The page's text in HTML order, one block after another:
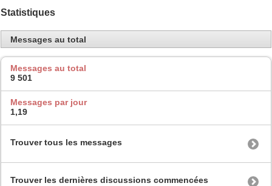
Statistiques
Messages au total
Messages au total
9 501
Messages par jour
1,19
Trouver tous les messages
Trouver les dernières discussions commencées